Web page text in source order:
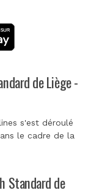
de Liège -
s'est déroulé
le cadre de la
Standard de